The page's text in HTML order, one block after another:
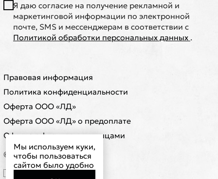
Я даю согласие на получение рекламной и
маркетинговой информации по электронной
почте, SMS и мессенджерам в соответствии с
Политикой обработки персональных данных .
Правовая информация
Политика конфиденциальности
Оферта ООО «ЛД»
Оферта ООО «ЛД» о предоплате
Оферта с физическими лицами
© ООО "ЛД"
🇷🇺 RUB ₽
Мы используем куки,
чтобы пользоваться
сайтом было удобно